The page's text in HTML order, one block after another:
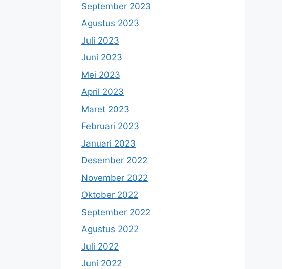
September 2023
Agustus 2023
Juli 2023
Juni 2023
Mei 2023
April 2023
Maret 2023
Februari 2023
Januari 2023
Desember 2022
November 2022
Oktober 2022
September 2022
Agustus 2022
Juli 2022
Juni 2022